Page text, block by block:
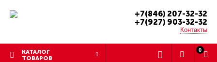
+7(846) 207-32-32
+7(927) 903-32-32
Контакты
КАТАЛОГ
ТОВАРОВ
0